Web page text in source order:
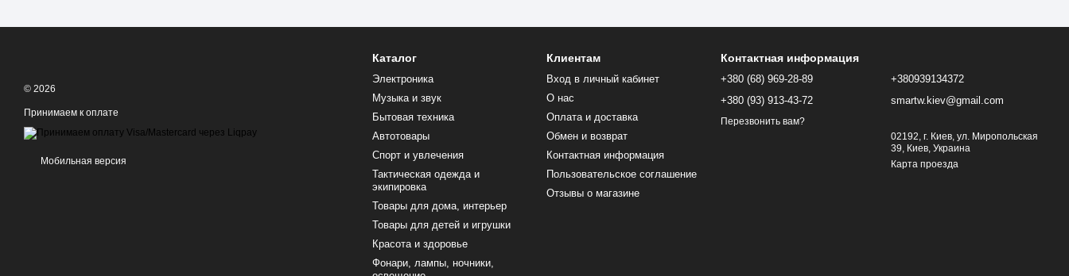
© 2026
Принимаем к оплате
Мобильная версия
Каталог
Электроника
Музыка и звук
Бытовая техника
Автотовары
Спорт и увлечения
Тактическая одежда и
экипировка
Товары для дома, интерьер
Товары для детей и игрушки
Красота и здоровье
Фонари, лампы, ночники,
Клиентам
Вход в личный кабинет
О нас
Оплата и доставка
Обмен и возврат
Контактная информация
Пользовательское соглашение
Отзывы о магазине
Контактная информация
+380 (68) 969-28-89
+380 (93) 913-43-72
Перезвонить вам?
+380939134372
smartw.kiev@gmail.com
02192, г. Киев, ул. Миропольская
39, Киев, Украина
Карта проезда